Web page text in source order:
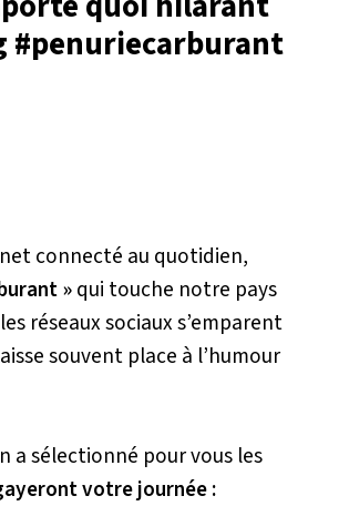
#penuriecarburant
connecté au quotidien,
»qui touche notre pays
réseaux sociaux s’emparent
souvent place à l’humour
a sélectionné pour vous les
votre journée :